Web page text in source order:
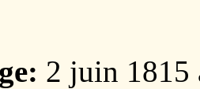
2 juin